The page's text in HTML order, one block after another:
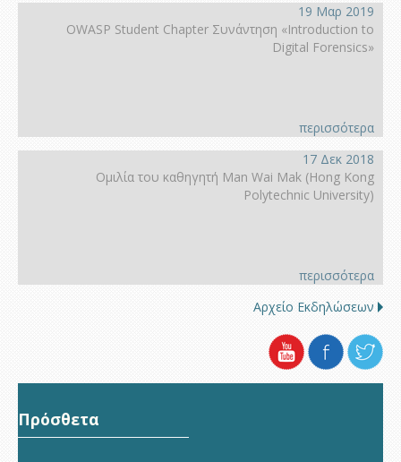
19 Μαρ 2019
OWASP Student Chapter Συνάντηση «Introduction to
Digital Forensics»
περισσότερα
17 Δεκ 2018
Ομιλία του καθηγητή Man Wai Mak (Hong Kοng
Polytechnic University)
περισσότερα
Αρχείο Εκδηλώσεων
Πρόσθετα